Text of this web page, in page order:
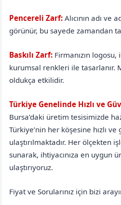
Pencereli Zarf: Alıcının adı ve
görünür, bu sayede zamandan
Baskılı Zarf:Firmanızın
kurumsal renkleri ile tasarlanır.
oldukça etkilidir.
Türkiye Genelinde Hızlı ve
Bursa’daki üretim tesisimizde
Türkiye’nin her köşesine hızlı
ulaştırılmaktadır. Her ölçekten
sunarak, ihtiyacınıza en uygun
ulaştırıyoruz.
Fiyat ve Sorularınız için bizi